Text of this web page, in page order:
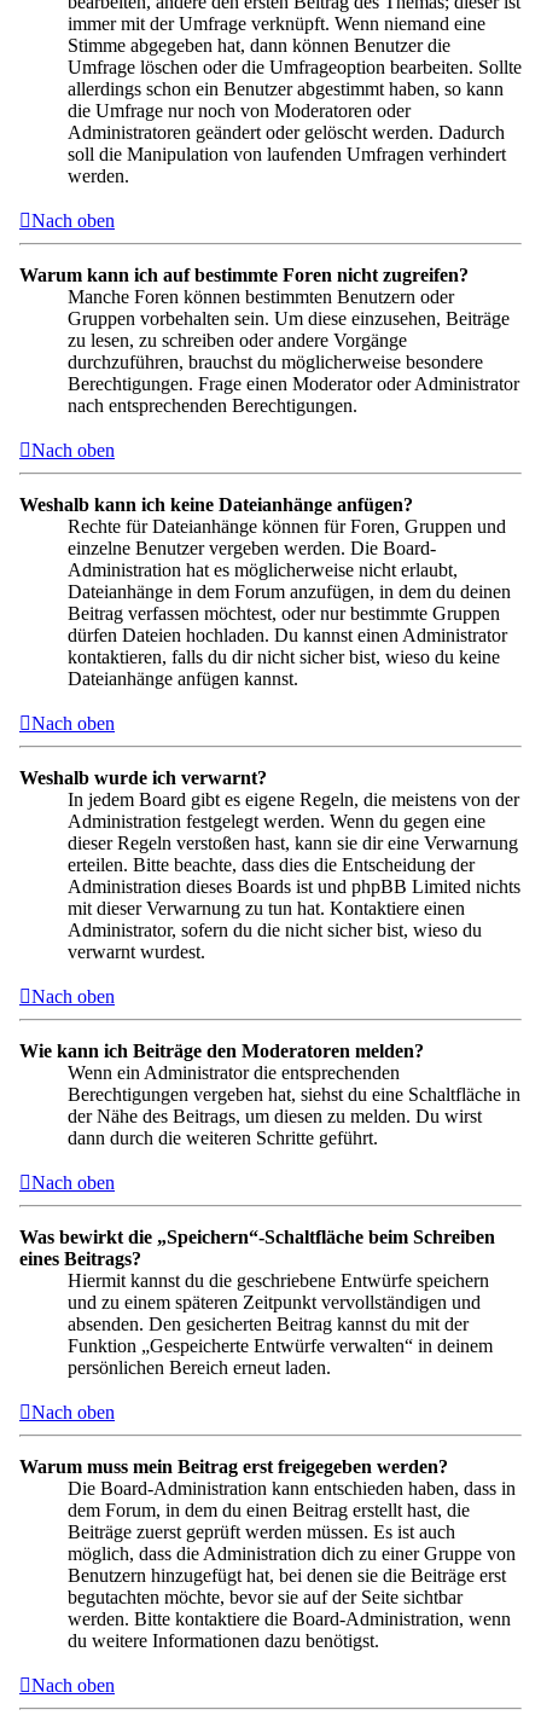
immer mit der Umfrage verknüpft. Wenn niemand eine
Stimme abgegeben hat, dann können Benutzer die
Umfrage löschen oder die Umfrageoption bearbeiten. Sollte
allerdings schon ein Benutzer abgestimmt haben, so kann
die Umfrage nur noch von Moderatoren oder
Administratoren geändert oder gelöscht werden. Dadurch
soll die Manipulation von laufenden Umfragen verhindert
werden.
Nach oben
Warum kann ich auf bestimmte Foren nicht zugreifen?
Manche Foren können bestimmten Benutzern oder
Gruppen vorbehalten sein. Um diese einzusehen, Beiträge
zu lesen, zu schreiben oder andere Vorgänge
durchzuführen, brauchst du möglicherweise besondere
Berechtigungen. Frage einen Moderator oder Administrator
nach entsprechenden Berechtigungen.
Nach oben
Weshalb kann ich keine Dateianhänge anfügen?
Rechte für Dateianhänge können für Foren, Gruppen und
einzelne Benutzer vergeben werden. Die Board-
Administration hat es möglicherweise nicht erlaubt,
Dateianhänge in dem Forum anzufügen, in dem du deinen
Beitrag verfassen möchtest, oder nur bestimmte Gruppen
dürfen Dateien hochladen. Du kannst einen Administrator
kontaktieren, falls du dir nicht sicher bist, wieso du keine
Dateianhänge anfügen kannst.
Nach oben
Weshalb wurde ich verwarnt?
In jedem Board gibt es eigene Regeln, die meistens von der
Administration festgelegt werden. Wenn du gegen eine
dieser Regeln verstoßen hast, kann sie dir eine Verwarnung
erteilen. Bitte beachte, dass dies die Entscheidung der
Administration dieses Boards ist und phpBB Limited nichts
mit dieser Verwarnung zu tun hat. Kontaktiere einen
Administrator, sofern du die nicht sicher bist, wieso du
verwarnt wurdest.
Nach oben
Wie kann ich Beiträge den Moderatoren melden?
Wenn ein Administrator die entsprechenden
Berechtigungen vergeben hat, siehst du eine Schaltfläche in
der Nähe des Beitrags, um diesen zu melden. Du wirst
dann durch die weiteren Schritte geführt.
Nach oben
Was bewirkt die „Speichern“-Schaltfläche beim Schreiben
eines Beitrags?
Hiermit kannst du die geschriebene Entwürfe speichern
und zu einem späteren Zeitpunkt vervollständigen und
absenden. Den gesicherten Beitrag kannst du mit der
Funktion „Gespeicherte Entwürfe verwalten“ in deinem
persönlichen Bereich erneut laden.
Nach oben
Warum muss mein Beitrag erst freigegeben werden?
Die Board-Administration kann entschieden haben, dass in
dem Forum, in dem du einen Beitrag erstellt hast, die
Beiträge zuerst geprüft werden müssen. Es ist auch
möglich, dass die Administration dich zu einer Gruppe von
Benutzern hinzugefügt hat, bei denen sie die Beiträge erst
begutachten möchte, bevor sie auf der Seite sichtbar
werden. Bitte kontaktiere die Board-Administration, wenn
du weitere Informationen dazu benötigst.
Nach oben